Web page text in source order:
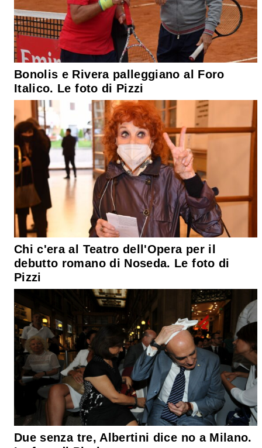
Bonolis e Rivera palleggiano al Foro
Italico. Le foto di Pizzi
Chi c'era al Teatro dell'Opera per il
debutto romano di Noseda. Le foto di
Pizzi
Due senza tre, Albertini dice no a Milano.